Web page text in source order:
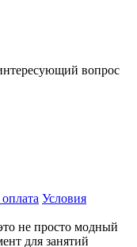
вопрос
Условия
не просто модный
для занятий